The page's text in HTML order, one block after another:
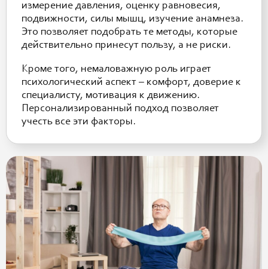
измерение давления, оценку равновесия,
подвижности, силы мышц, изучение анамнеза.
Это позволяет подобрать те методы, которые
действительно принесут пользу, а не риски.
Кроме того, немаловажную роль играет
психологический аспект – комфорт, доверие к
специалисту, мотивация к движению.
Персонализированный подход позволяет
учесть все эти факторы.